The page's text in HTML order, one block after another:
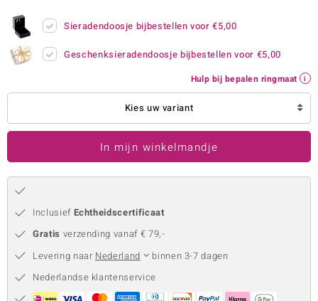
Collection
Sieradendoosje bijbestellen voor€5,00
Geschenksieradendoosje bijbestellen voor €5,00
Hulp bij bepalen ringmaat
Kies uw variant
In mijn winkelmandje
Inclusief Echtheidscertificaat
Gratis verzending vanaf € 79,-
Levering naar Nederland
binnen 3-7 dagen
Nederlandse klantenservice